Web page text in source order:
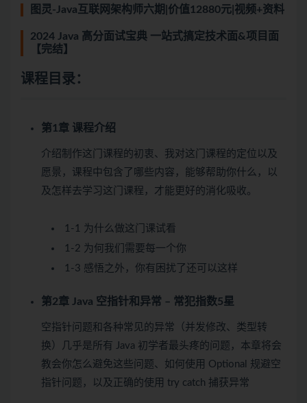
图灵-Java互联网架构师六期|价值12880元|视频+资料
2024 Java 高分面试宝典 一站式搞定技术面&项目面
【完结】
课程目录：
第1章 课程介绍
介绍制作这门课程的初衷、我对这门课程的定位以及
愿景，课程中包含了哪些内容，能够帮助你什么，以
及怎样去学习这门课程，才能更好的消化吸收。
1-1 为什么做这门课试看
1-2 为何我们需要每一个你
1-3 感悟之外，你有困扰了还可以这样
第2章 Java 空指针和异常 – 常犯指数5星
空指针问题和各种常见的异常（并发修改、类型转
换）几乎是所有 Java 初学者最头疼的问题，本章将会
教会你怎么避免这些问题、如何使用 Optional 规避空
指针问题，以及正确的使用 try catch 捕获异常